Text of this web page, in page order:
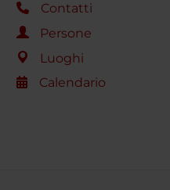
Contatti
Persone
Luoghi
Calendario